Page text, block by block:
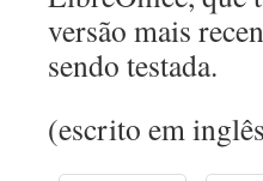
versão mais
sendo testada.
(escrito em